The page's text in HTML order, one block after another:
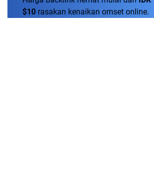
$10 rasakan kenaikan omset online.